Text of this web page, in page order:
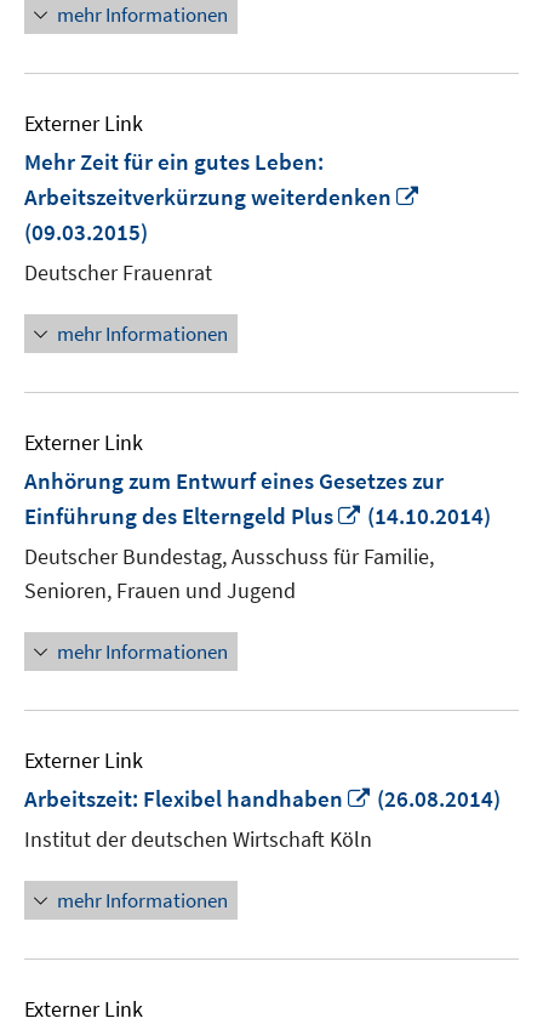
mehr Informationen
Externer Link
Mehr Zeit für ein gutes Leben:
Arbeitszeitverkürzung weiterdenken
(09.03.2015)
Deutscher Frauenrat
mehr Informationen
Externer Link
Anhörung zum Entwurf eines Gesetzes zur
Einführung des Elterngeld Plus
In
neuem
Fenster
(14.10.2014)
Deutscher Bundestag, Ausschuss für Familie,
Senioren, Frauen und Jugend
mehr Informationen
Externer Link
Arbeitszeit: Flexibel handhaben
In
(26.08.2014)
Institut der deutschen Wirtschaft Köln
mehr Informationen
Externer Link